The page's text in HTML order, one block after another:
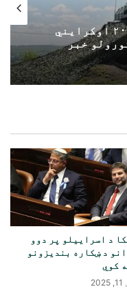
روسیه په یوه ورځ کې د ۲۰۰ اوکرایني
خبر
د اسراییلو پر دوو
د ښکاره بندیزونو
کوي